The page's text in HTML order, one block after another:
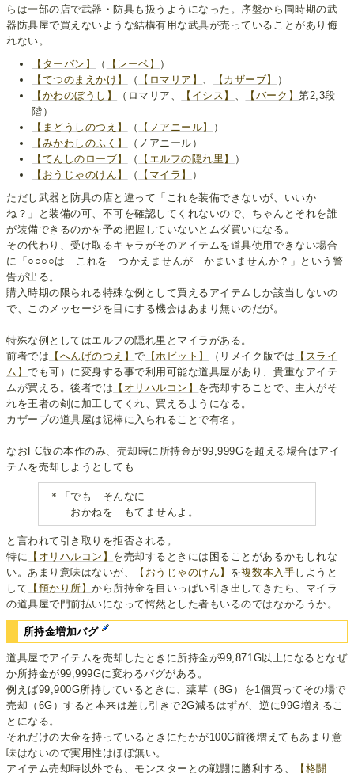
らは一部の店で武器・防具も扱うようになった。序盤から同時期の武
器防具屋で買えないような結構有用な武具が売っていることがあり侮
れない。
【ターバン】
（ 【レーベ】
）
【てつのまえかけ】
（ 【ロマリア】 、 【カザーブ】
）
【かわのぼうし】
（ロマリア、 【イシス】 、 【バーク】第2,3段
階）
【まどうしのつえ】
（ 【ノアニール】
）
【みかわしのふく】
（ノアニール）
【てんしのローブ】
（ 【エルフの隠れ里】
）
【おうじゃのけん】
（ 【マイラ】
）
ただし武器と防具の店と違って「これを装備できないが、いいか
ね？」と装備の可、不可を確認してくれないので、ちゃんとそれを誰
が装備できるのかを予め把握していないとムダ買いになる。
その代わり、受け取るキャラがそのアイテムを道具使用できない場合
に「○○○○は これを つかえませんが かまいませんか？」という警
告が出る。
購入時期の限られる特殊な例として買えるアイテムしか該当しないの
で、このメッセージを目にする機会はあまり無いのだが。
特殊な例としてはエルフの隠れ里とマイラがある。
前者では 【へんげのつえ】で 【ホビット】 （リメイク版では 【スライ
ム】でも可）に変身する事で利用可能な道具屋があり、貴重なアイテ
ムが買える。後者では 【オリハルコン】 を売却することで、主人がそ
れを王者の剣に加工してくれ、買えるようになる。
カザーブの道具屋は泥棒に入られることで有名。
なおFC版の本作のみ、売却時に所持金が99,999Gを超える場合はアイ
テムを売却しようとしても
＊「でも そんなに
おかねを もてませんよ。
と言われて引き取りを拒否される。
特に 【オリハルコン】 を売却するときには困ることがあるかもしれな
い。あまり意味はないが、
【おうじゃのけん】 を複数本入手しようと
して 【預かり所】から所持金を目いっぱい引き出してきたら、マイラ
の道具屋で門前払いになって愕然とした者もいるのではなかろうか。
所持金増加バグ
道具屋でアイテムを売却したときに所持金が99,871G以上になるとなぜ
か所持金が99,999Gに変わるバグがある。
例えば99,900G所持しているときに、薬草（8G）を1個買ってその場で
売却（6G）すると本来は差し引きで2G減るはずが、逆に99G増えるこ
とになる。
それだけの大金を持っているときにたかが100G前後増えてもあまり意
味はないので実用性はほぼ無い。
アイテム売却時以外でも、モンスターとの戦闘に勝利する、
【格闘